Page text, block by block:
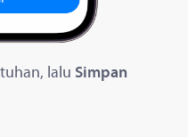
lalu Simpan